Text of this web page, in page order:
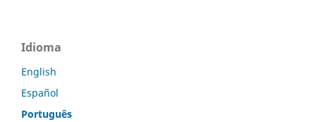
Idioma
English
Español
Português